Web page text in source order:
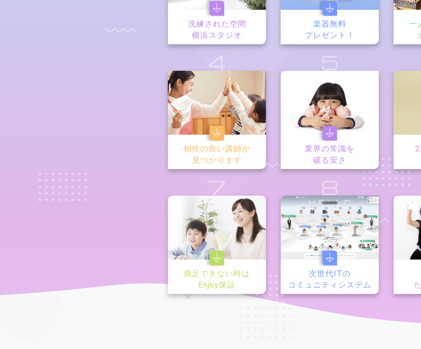
洗練された空間
横浜スタジオ
楽器無料
プレゼント！
一
4
相性の良い講師が
見つかります
5
業界の常識を
破る安さ
7
満足できない時は
Enjoy保証
8
次世代ITの
コミュニティシステム